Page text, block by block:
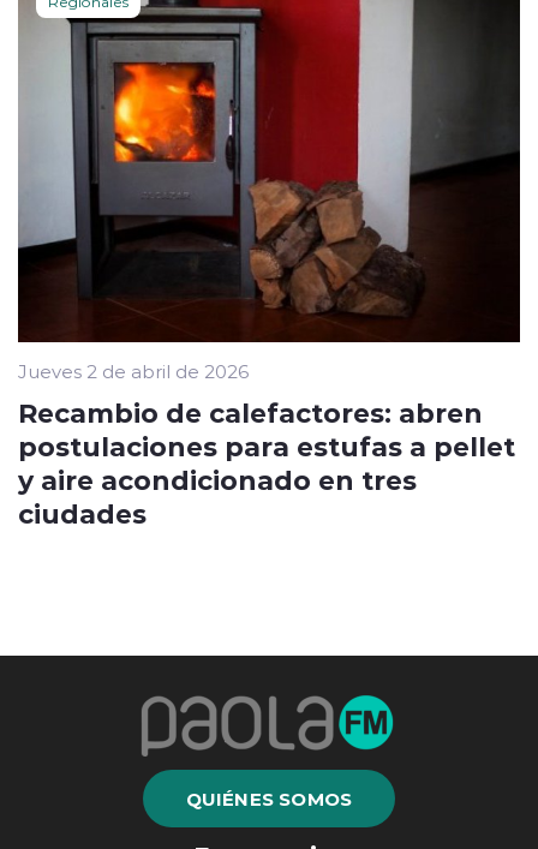
Jueves 2 de abril de 2026
Recambio de calefactores: abren
postulaciones para estufas a pellet
y aire acondicionado en tres
ciudades
QUIÉNES SOMOS